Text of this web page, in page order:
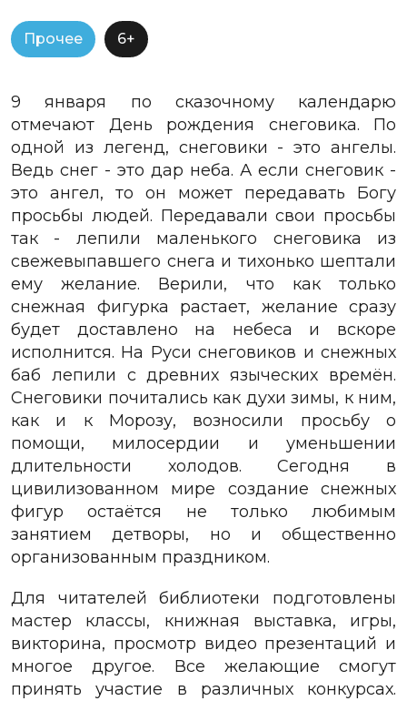
Прочее 6+
9 января по сказочному календарю
отмечают День рождения снеговика. По
одной из легенд, снеговики - это ангелы.
Ведь снег - это дар неба. А если снеговик -
это ангел, то он может передавать Богу
просьбы людей. Передавали свои просьбы
так - лепили маленького снеговика из
свежевыпавшего снега и тихонько шептали
ему желание. Верили, что как только
снежная фигурка растает, желание сразу
будет доставлено на небеса и вскоре
исполнится. На Руси снеговиков и снежных
баб лепили с древних языческих времён.
Снеговики почитались как духи зимы, к ним,
как и к Морозу, возносили просьбу о
помощи, милосердии и уменьшении
длительности холодов.
Сегодня в
цивилизованном мире создание снежных
фигур остаётся не только любимым
занятием детворы, но и общественно
организованным праздником.
Для читателей библиотеки подготовлены
мастер классы, книжная выставка, игры,
викторина, просмотр видео презентаций и
многое другое. Все желающие смогут
принять участие в различных конкурсах.